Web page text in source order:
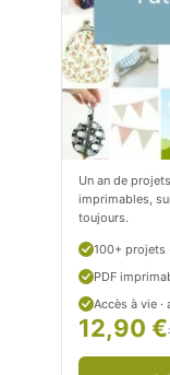
t
i
t
i
t
r
o
e
t
i
c
i
t
r
Un an de
imprimables,
toujours.
100+ projets
PDF
Accès à vie ·
12,90 €